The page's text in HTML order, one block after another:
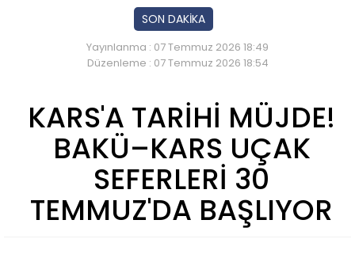
SON DAKİKA
Yayınlanma : 07 Temmuz 2026 18:49
Düzenleme : 07 Temmuz 2026 18:54
KARS'A TARİHİ MÜJDE!
BAKÜ–KARS UÇAK
SEFERLERİ 30
TEMMUZ'DA BAŞLIYOR